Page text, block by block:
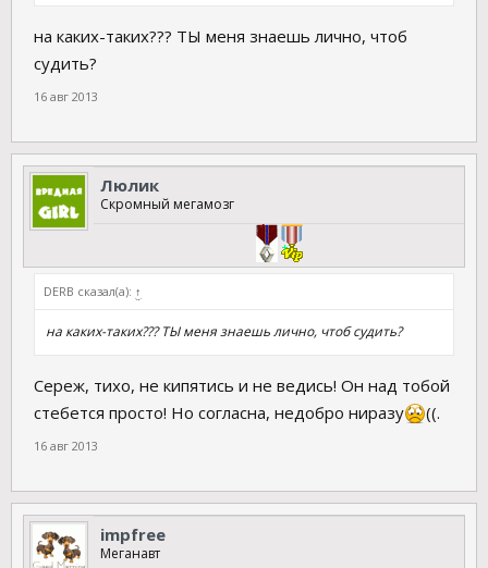
на каких-таких??? ТЫ меня знаешь лично, чтоб
судить?
16 авг 2013
Люлик
Скромный мегамозг
DERB сказал(а): ↑
на каких-таких??? ТЫ меня знаешь лично, чтоб судить?
Сереж, тихо, не кипятись и не ведись! Он над тобой
стебется просто! Но согласна, недобро ниразу
((.
16 авг 2013
impfree
Меганавт